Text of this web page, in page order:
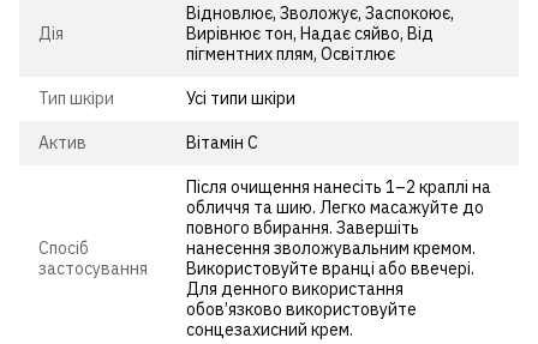
Дія
Відновлює, Зволожує, Заспокоює,
Вирівнює тон, Надає сяйво, Від
пігментних плям, Освітлює
Тип шкіри Усі типи шкіри
Актив Вітамін С
Спосіб
застосування
Після очищення нанесіть 1–2 краплі на
обличчя та шию. Легко масажуйте до
повного вбирання. Завершіть
нанесення зволожувальним кремом.
Використовуйте вранці або ввечері.
Для денного використання
обов’язково використовуйте
сонцезахисний крем.